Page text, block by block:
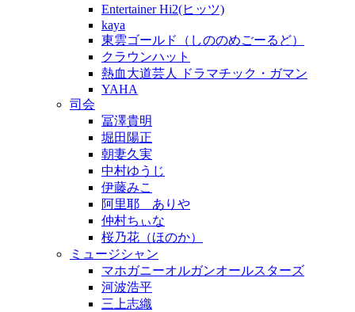
Entertainer Hi2(ヒッツ)
kaya
東雲ゴールド（しののめごーるど）
クラウンハット
熱血大道芸人 ドラマチック・ガマン
YAHA
司会
冨澤貴明
堀田陽正
朝妻久実
中村ゆうじ
伊藤みこ
阿里耶 ありや
仲村ちぃな
桜乃花（ほのか）
ミュージシャン
マホガニーオルガンオールスターズ
河波浩平
三上志織